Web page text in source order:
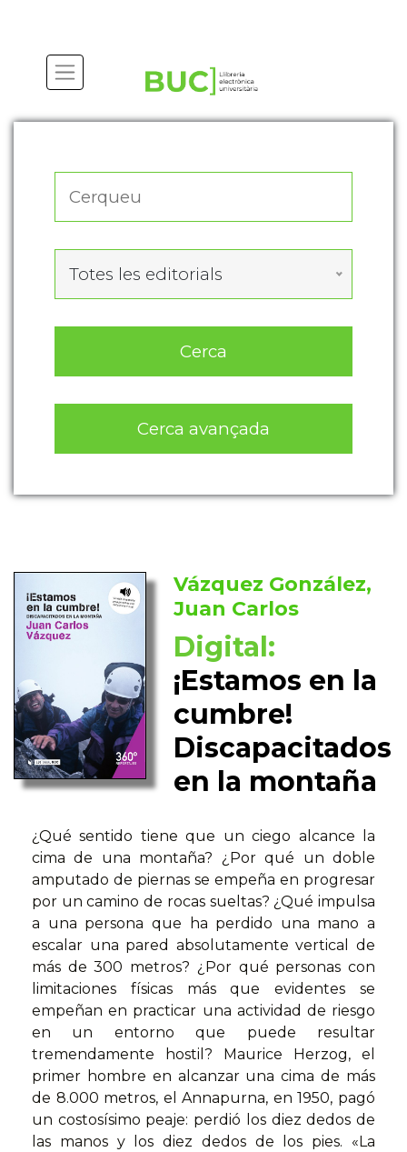
Totes les editorials
Cerca
Cerca avançada
Vázquez González,
Juan Carlos
Digital:
¡Estamos en la
cumbre!
Discapacitados
en la montaña
¿Qué sentido tiene que un ciego alcance la
cima de una montaña? ¿Por qué un doble
amputado de piernas se empeña en progresar
por un camino de rocas sueltas? ¿Qué impulsa
a una persona que ha perdido una mano a
escalar una pared absolutamente vertical de
más de 300 metros? ¿Por qué personas con
limitaciones físicas más que evidentes se
empeñan en practicar una actividad de riesgo
en un entorno que puede resultar
tremendamente hostil? Maurice Herzog, el
primer hombre en alcanzar una cima de más
de 8.000 metros, el Annapurna, en 1950, pagó
un costosísimo peaje: perdió los diez dedos de
las manos y los diez dedos de los pies. «La